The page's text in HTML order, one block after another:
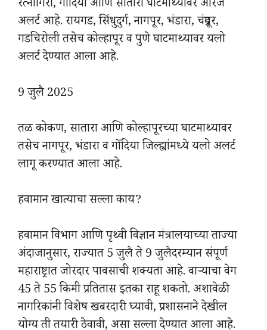
रत्नागिरी, गोंदिया आणि सातारा घाटमाथ्यावर ऑरेंज
अलर्ट आहे. रायगड, सिंधुदुर्ग, नागपूर, भंडारा, चंद्रपूर,
गडचिरोली तसेच कोल्हापूर व पुणे घाटमाथ्यावर यलो
अलर्ट देण्यात आला आहे.
9 जुलै 2025
तळ कोकण, सातारा आणि कोल्हापूरच्या घाटमाथ्यावर
तसेच नागपूर, भंडारा व गोंदिया जिल्ह्यांमध्ये यलो अलर्ट
लागू करण्यात आला आहे.
हवामान खात्याचा सल्ला काय?
हवामान विभाग आणि पृथ्वी विज्ञान मंत्रालयाच्या ताज्या
अंदाजानुसार, राज्यात 5 जुलै ते 9 जुलैदरम्यान संपूर्ण
महाराष्ट्रात जोरदार पावसाची शक्यता आहे. वाऱ्याचा वेग
45 ते 55 किमी प्रतितास इतका राहू शकतो. अशावेळी
नागरिकांनी विशेष खबरदारी घ्यावी, प्रशासनाने देखील